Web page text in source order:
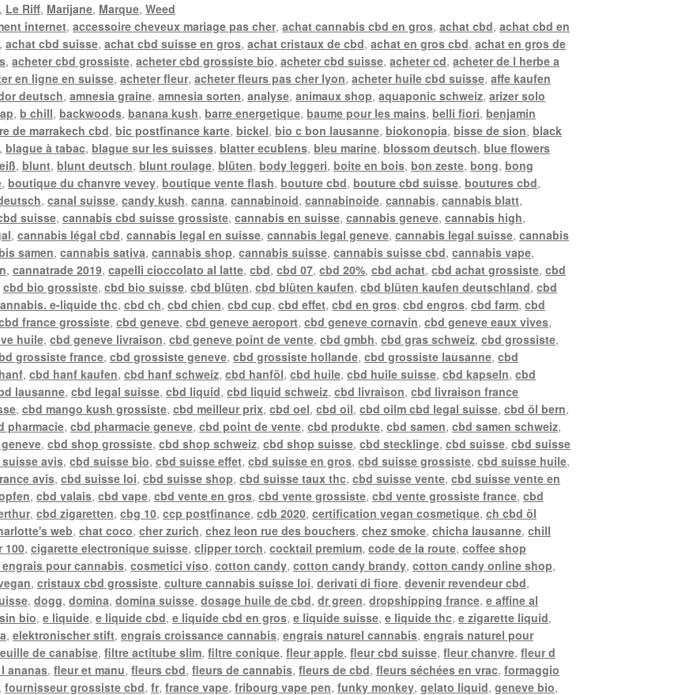
, Le Riff, Marijane, Marque,Weed
internet,accessoire cheveux mariage pas cher,achat cannabis cbd en gros,achat cbd,achat cbd en
,achat cbd suisse,achat cbd suisse en gros,achat cristaux de cbd,achat en gros cbd,achat en gros de
,acheter cbd grossiste,acheter cbd grossiste bio,acheter cbd suisse,acheter cd,acheter de l herbe a
en ligne en suisse,acheter fleur,acheter fleurs pas cher lyon,acheter huile cbd suisse,affe kaufen
deutsch,amnesia graine,amnesia sorten,analyse,animaux shop,aquaponic schweiz,arizer solo
,b chill,backwoods,banana kush,barre energetique,baume pour les mains,belli fiori,benjamin
de marrakech cbd,bic postfinance karte,bickel,bio c bon lausanne,biokonopia,bisse de sion,black
,blague à tabac,blague sur les suisses,blatter ecublens,bleu marine,blossom deutsch,blue flowers
,blunt,blunt deutsch,blunt roulage,blüten,body leggeri,boite en bois,bon zeste,bong,bong
,boutique du chanvre vevey,boutique vente flash,bouture cbd,bouture cbd suisse,boutures cbd,
,canal suisse,candy kush,canna,cannabinoid,cannabinoide,cannabis,cannabis blatt,
suisse,cannabis cbd suisse grossiste,cannabis en suisse,cannabis geneve,cannabis high,
,cannabis légal cbd,cannabis legal en suisse,cannabis legal geneve,cannabis legal suisse,cannabis
samen,cannabis sativa,cannabis shop,cannabis suisse,cannabis suisse cbd,cannabis vape,
,cannatrade 2019,capelli cioccolato al latte,cbd,cbd 07,cbd 20%,cbd achat,cbd achat grossiste,cbd
cbd bio grossiste,cbd bio suisse,cbd blüten,cbd blüten kaufen,cbd blüten kaufen deutschland,cbd
e-liquide thc,cbd ch,cbd chien,cbd cup,cbd effet,cbd en gros,cbd engros,cbd farm,cbd
france grossiste,cbd geneve,cbd geneve aeroport,cbd geneve cornavin,cbd geneve eaux vives,
huile,cbd geneve livraison,cbd geneve point de vente,cbd gmbh,cbd gras schweiz,cbd grossiste,
grossiste france,cbd grossiste geneve,cbd grossiste hollande,cbd grossiste lausanne,cbd
,cbd hanf kaufen,cbd hanf schweiz,cbd hanföl,cbd huile,cbd huile suisse,cbd kapseln,cbd
lausanne,cbd legal suisse,cbd liquid,cbd liquid schweiz,cbd livraison,cbd livraison france
,cbd mango kush grossiste,cbd meilleur prix,cbd oel,cbd oil,cbd oilm cbd legal suisse,cbd öl bern,
pharmacie,cbd pharmacie geneve,cbd point de vente,cbd produkte,cbd samen,cbd samen schweiz,
,cbd shop grossiste,cbd shop schweiz,cbd shop suisse,cbd stecklinge,cbd suisse,cbd suisse
avis,cbd suisse bio,cbd suisse effet,cbd suisse en gros,cbd suisse grossiste,cbd suisse huile,
avis,cbd suisse loi,cbd suisse shop,cbd suisse taux thc,cbd suisse vente,cbd suisse vente en
,cbd valais,cbd vape,cbd vente en gros,cbd vente grossiste,cbd vente grossiste france,cbd
,cbd zigaretten,cbg 10,ccp postfinance,cdb 2020,certification vegan cosmetique,ch cbd öl
web,chat coco,cher zurich,chez leon rue des bouchers,chez smoke,chicha lausanne,chill
100,cigarette electronique suisse,clipper torch,cocktail premium,code de la route,coffee shop
pour cannabis,cosmetici viso,cotton candy,cotton candy brandy,cotton candy online shop,
,cristaux cbd grossiste,culture cannabis suisse loi,derivati di fiore,devenir revendeur cbd,
,dogg,domina,domina suisse,dosage huile de cbd,dr green,dropshipping france,e affine al
bio,e liquide,e liquide cbd,e liquide cbd en gros,e liquide suisse,e liquide thc,e zigarette liquid,
,elektronischer stift,engrais croissance cannabis,engrais naturel cannabis,engrais naturel pour
de canabise,filtre actitube slim,filtre conique,fleur apple,fleur cbd suisse,fleur chanvre,fleur d
ananas,fleur et manu,fleurs cbd,fleurs de cannabis,fleurs de cbd,fleurs séchées en vrac,formaggio
,fournisseur grossiste cbd,fr,france vape,fribourg vape pen,funky monkey,gelato liquid,geneve bio,